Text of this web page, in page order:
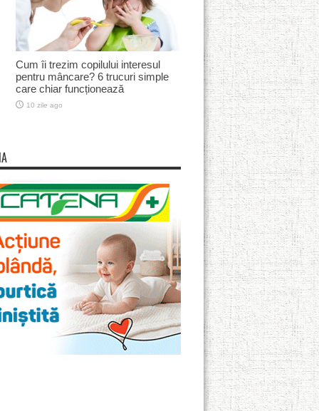
Înghețată de afine cu lavandă
10 zile ago